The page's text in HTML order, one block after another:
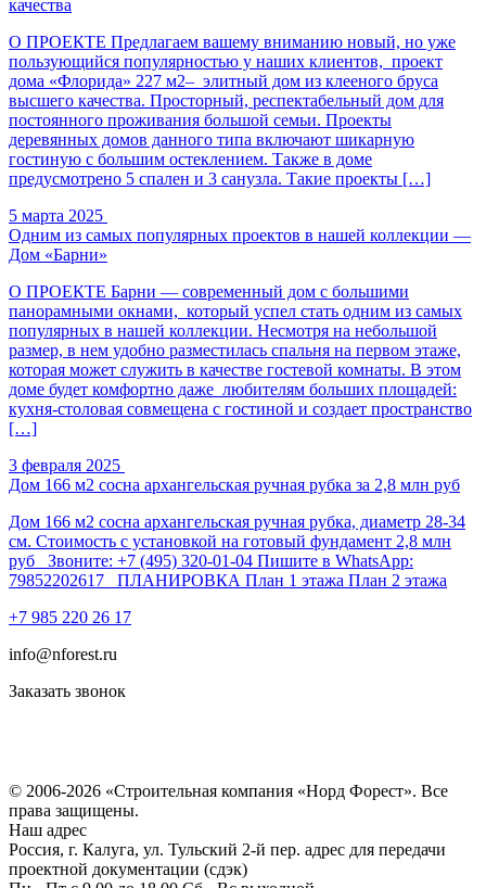
качества
О ПРОЕКТЕ Предлагаем вашему вниманию новый, но уже
пользующийся популярностью у наших клиентов, проект
дома «Флорида» 227 м2– элитный дом из клееного бруса
высшего качества. Просторный, респектабельный дом для
постоянного проживания большой семьи. Проекты
деревянных домов данного типа включают шикарную
гостиную с большим остеклением. Также в доме
предусмотрено 5 спален и 3 санузла. Такие проекты […]
5 марта 2025
Одним из самых популярных проектов в нашей коллекции —
Дом «Барни»
О ПРОЕКТЕ Барни — современный дом с большими
панорамными окнами, который успел стать одним из самых
популярных в нашей коллекции. Несмотря на небольшой
размер, в нем удобно разместилась спальня на первом этаже,
которая может служить в качестве гостевой комнаты. В этом
доме будет комфортно даже любителям больших площадей:
кухня-столовая совмещена с гостиной и создает пространство
[…]
3 февраля 2025
Дом 166 м2 сосна архангельская ручная рубка за 2,8 млн руб
Дом 166 м2 сосна архангельская ручная рубка, диаметр 28-34
см. Стоимость с установкой на готовый фундамент 2,8 млн
руб Звоните: +7 (495) 320-01-04 Пишите в WhatsApp:
79852202617 ПЛАНИРОВКА План 1 этажа План 2 этажа
+7 985 220 26 17
info@nforest.ru
Заказать звонок
© 2006-2026 «Строительная компания «Норд Форест». Все
права защищены.
Наш адрес
Россия, г. Калуга, ул. Тульский 2-й пер. адрес для передачи
проектной документации (сдэк)